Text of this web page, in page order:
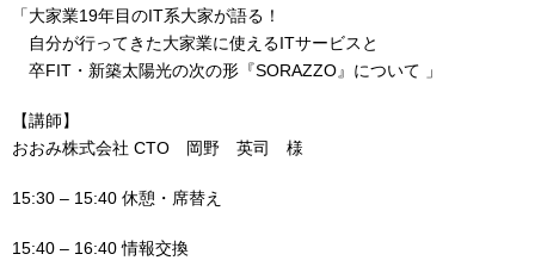
「大家業19年目のIT系大家が語る！
自分が行ってきた大家業に使えるITサービスと
卒FIT・新築太陽光の次の形『SORAZZO』について 」
【講師】
おおみ株式会社 CTO 岡野 英司 様
15:30 – 15:40 休憩・席替え
15:40 – 16:40 情報交換